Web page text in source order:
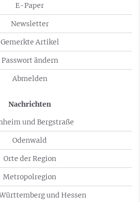
E-Paper
Newsletter
Gemerkte Artikel
Passwort ändern
Abmelden
Nachrichten
und Bergstraße
Odenwald
Orte der Region
Metropolregion
und Hessen